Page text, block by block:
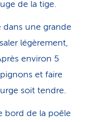
de la tige.
dans une grande
légèrement,
environ 5
et faire
soit tendre.
bord de la poêle